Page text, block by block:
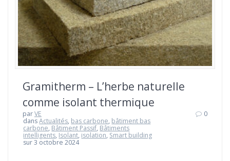
Gramitherm – L’herbe naturelle
comme isolant thermique
parVE
dansActualités, bas carbone, bâtiment bas
carbone, Bâtiment Passif, Bâtiments
intelligents, Isolant, isolation, Smart building
sur 3 octobre 2024
0